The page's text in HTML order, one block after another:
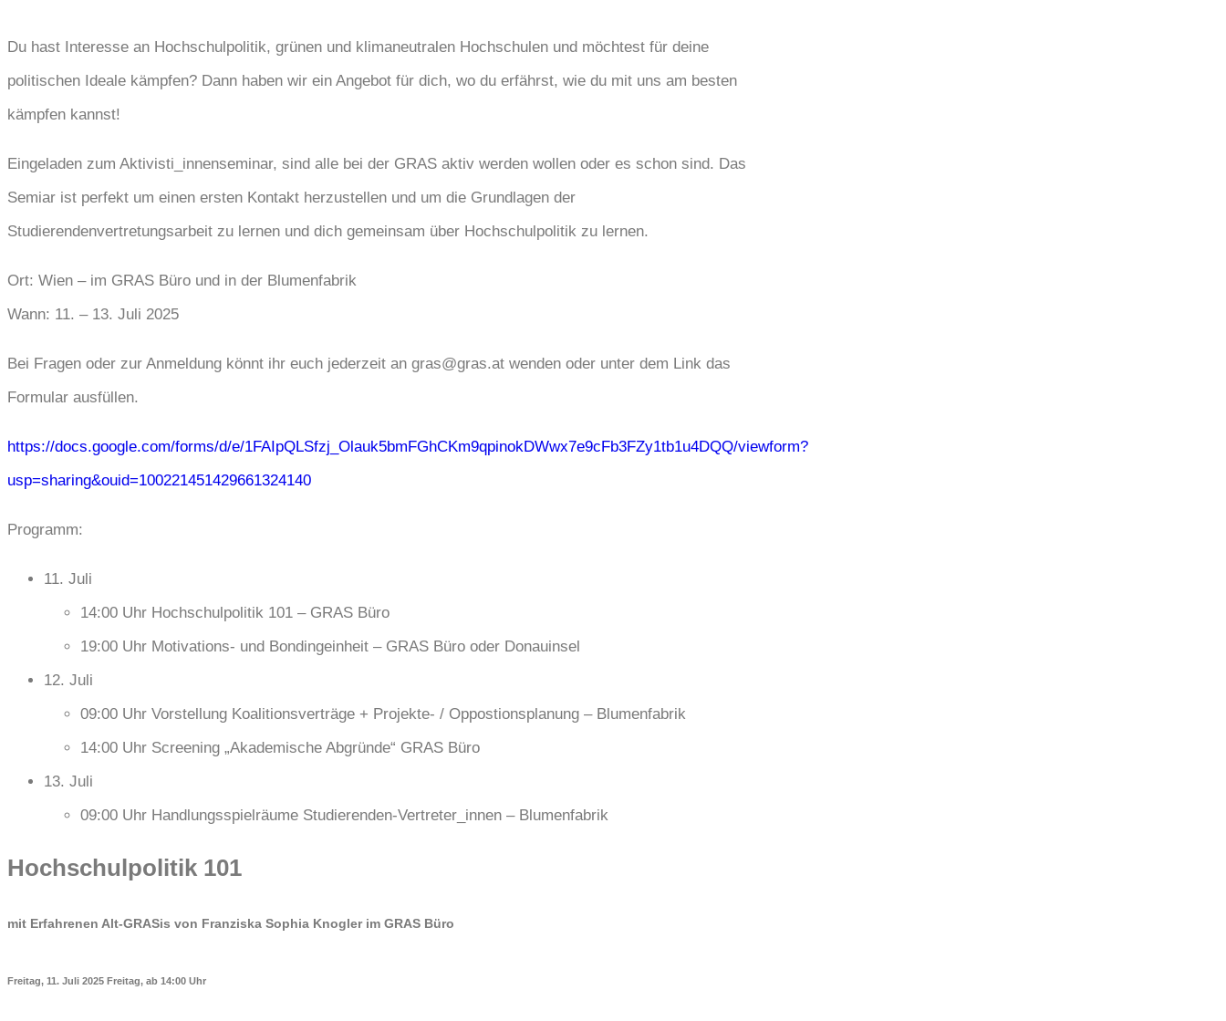
Du hast Interesse an Hochschulpolitik, grünen und klimaneutralen Hochschulen und möchtest für deine
politischen Ideale kämpfen? Dann haben wir ein Angebot für dich, wo du erfährst, wie du mit uns am besten
kämpfen kannst!
Eingeladen zum Aktivisti_innenseminar, sind alle bei der GRAS aktiv werden wollen oder es schon sind. Das
Semiar ist perfekt um einen ersten Kontakt herzustellen und um die Grundlagen der
Studierendenvertretungsarbeit zu lernen und dich gemeinsam über Hochschulpolitik zu lernen.
Ort: Wien – im GRAS Büro und in der Blumenfabrik
Wann: 11. – 13. Juli 2025
Bei Fragen oder zur Anmeldung könnt ihr euch jederzeit an gras@gras.at wenden oder unter dem Link das
Formular ausfüllen.
https://docs.google.com/forms/d/e/1FAIpQLSfzj_Olauk5bmFGhCKm9qpinokDWwx7e9cFb3FZy1tb1u4DQQ/viewform?
usp=sharing&ouid=100221451429661324140
Programm:
11. Juli
14:00 Uhr Hochschulpolitik 101 – GRAS Büro
19:00 Uhr Motivations- und Bondingeinheit – GRAS Büro oder Donauinsel
12. Juli
09:00 Uhr Vorstellung Koalitionsverträge + Projekte- / Oppostionsplanung – Blumenfabrik
14:00 Uhr Screening „Akademische Abgründe“ GRAS Büro
13. Juli
09:00 Uhr Handlungsspielräume Studierenden-Vertreter_innen – Blumenfabrik
Hochschulpolitik 101
mit Erfahrenen Alt-GRASis von Franziska Sophia Knogler im GRAS Büro
Freitag, 11. Juli 2025 Freitag, ab 14:00 Uhr